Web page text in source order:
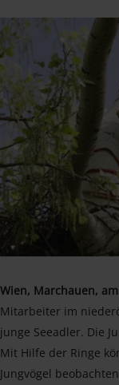
Wien, Marchauen,
Mitarbeiter im
junge Seeadler. Die
Mit Hilfe der Ringe
Jungvögel